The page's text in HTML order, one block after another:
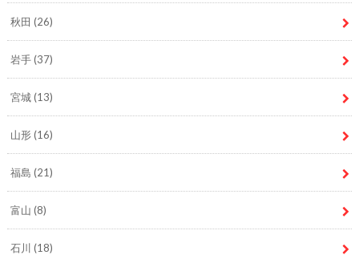
秋田 (26)
岩手(37)
宮城(13)
山形(16)
福島 (21)
富山 (8)
石川 (18)